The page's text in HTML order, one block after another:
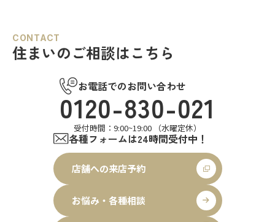
CONTACT
住まいのご相談はこちら
お電話でのお問い合わせ
0120-830-021
受付時間：9:00~19:00 （水曜定休）
各種フォームは24時間受付中！
店舗への来店予約
お悩み・各種相談